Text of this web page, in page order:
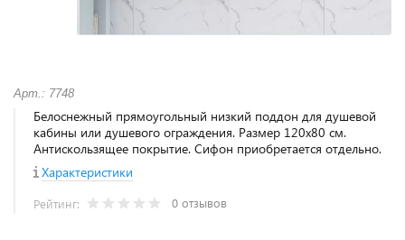
Арт.: 7748
Белоснежный прямоугольный низкий поддон для душевой
кабины или душевого ограждения. Размер 120х80 см.
Антискользящее покрытие. Сифон приобретается отдельно.
Характеристики
Рейтинг: 0 отзывов